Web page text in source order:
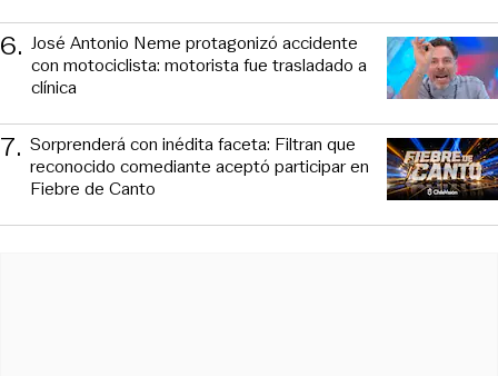
6. José Antonio Neme protagonizó accidente
con motociclista: motorista fue trasladado a
clínica
7. Sorprenderá con inédita faceta: Filtran que
reconocido comediante aceptó participar en
Fiebre de Canto